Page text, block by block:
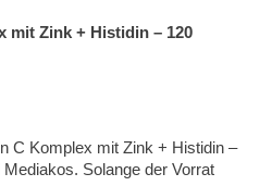
mit Zink + Histidin – 120
C Komplex mit Zink + Histidin –
Solange der Vorrat